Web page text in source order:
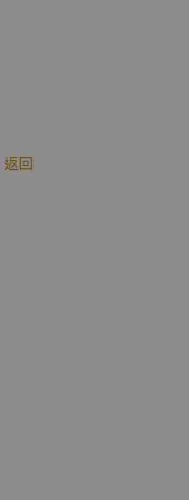
返回